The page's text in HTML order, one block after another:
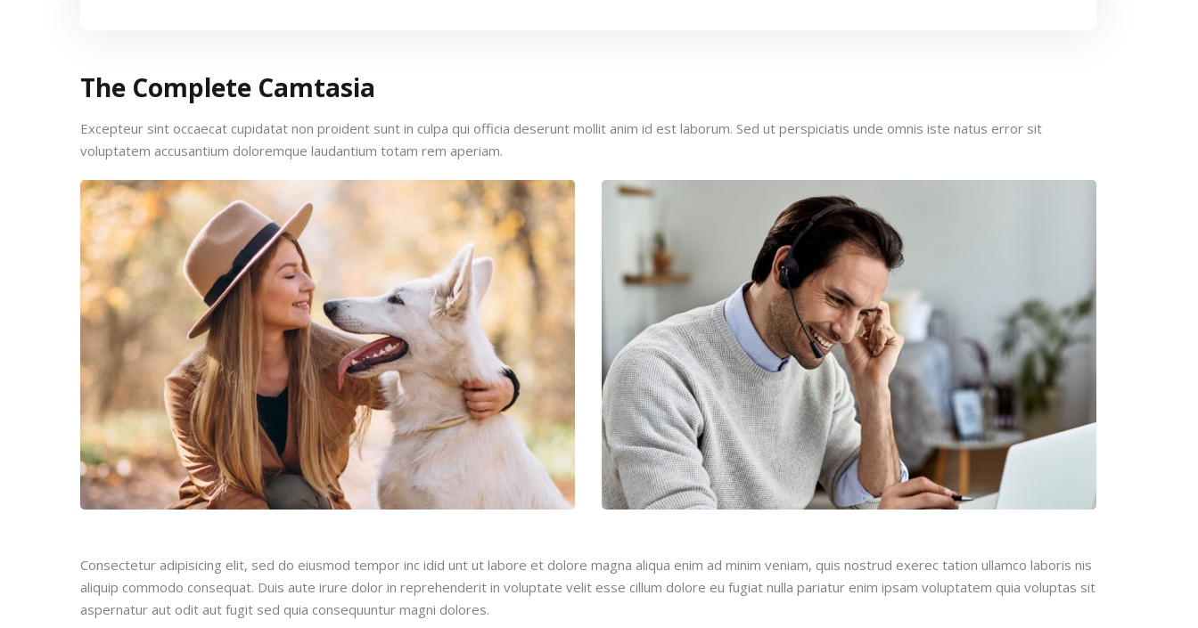
The Complete Camtasia
Excepteur sint occaecat cupidatat non proident sunt in culpa qui officia deserunt mollit anim id est laborum. Sed ut perspiciatis unde omnis iste natus error sit
voluptatem accusantium doloremque laudantium totam rem aperiam.
Consectetur adipisicing elit, sed do eiusmod tempor inc idid unt ut labore et dolore magna aliqua enim ad minim veniam, quis nostrud exerec tation ullamco laboris nis
aliquip commodo consequat. Duis aute irure dolor in reprehenderit in voluptate velit esse cillum dolore eu fugiat nulla pariatur enim ipsam voluptatem quia voluptas sit
aspernatur aut odit aut fugit sed quia consequuntur magni dolores.